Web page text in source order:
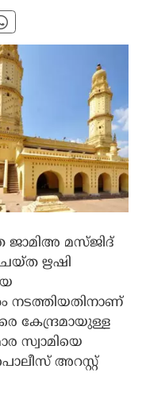
ജാമിഅ മസ്ജിദ്
ഋഷി
നടത്തിയതിനാണ്
കേന്ദ്രമായുള്ള
സ്വാമിയെ
അറസ്റ്റ്